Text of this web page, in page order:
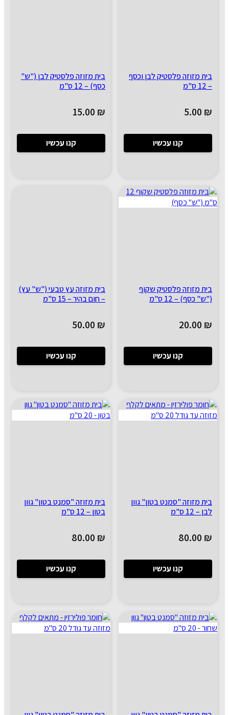
בית מזוזה פלסטיק לבן וכסף
– 12 ס"מ
5.00 ₪
קנו עכשיו
בית מזוזה פלסטיק לבן ("ש"
כסף) – 12 ס"מ
15.00 ₪
קנו עכשיו
בית מזוזה פלסטיק שקוף
("ש" כסף) – 12 ס"מ
20.00 ₪
קנו עכשיו
בית מזוזה עץ טבעי ("ש" עץ)
– חום בהיר – 15 ס"מ
50.00 ₪
קנו עכשיו
בית מזוזה "סמנט בטון" גוון
לבן – 12 ס"מ
80.00 ₪
קנו עכשיו
בית מזוזה "סמנט בטון" גוון
בטון – 12 ס"מ
80.00 ₪
קנו עכשיו